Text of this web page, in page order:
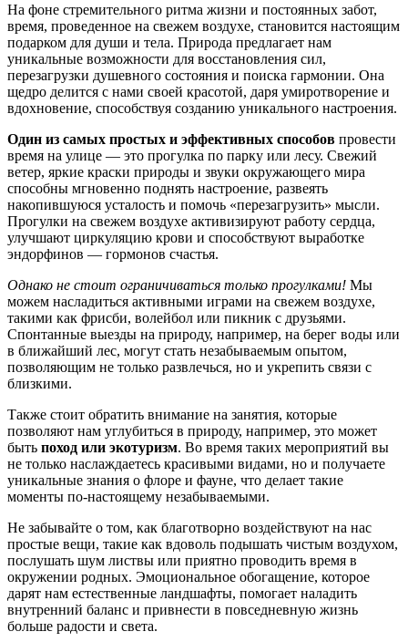
На фоне стремительного ритма жизни и постоянных забот,
время, проведенное на свежем воздухе, становится настоящим
подарком для души и тела. Природа предлагает нам
уникальные возможности для восстановления сил,
перезагрузки душевного состояния и поиска гармонии. Она
щедро делится с нами своей красотой, даря умиротворение и
вдохновение, способствуя созданию уникального настроения.
Один из самых простых и эффективных способов провести
время на улице — это прогулка по парку или лесу. Свежий
ветер, яркие краски природы и звуки окружающего мира
способны мгновенно поднять настроение, развеять
накопившуюся усталость и помочь «перезагрузить» мысли.
Прогулки на свежем воздухе активизируют работу сердца,
улучшают циркуляцию крови и способствуют выработке
эндорфинов — гормонов счастья.
Однако не стоит ограничиваться только прогулками! Мы
можем насладиться активными играми на свежем воздухе,
такими как фрисби, волейбол или пикник с друзьями.
Спонтанные выезды на природу, например, на берег воды или
в ближайший лес, могут стать незабываемым опытом,
позволяющим не только развлечься, но и укрепить связи с
близкими.
Также стоит обратить внимание на занятия, которые
позволяют нам углубиться в природу, например, это может
быть поход или экотуризм. Во время таких мероприятий вы
не только наслаждаетесь красивыми видами, но и получаете
уникальные знания о флоре и фауне, что делает такие
моменты по-настоящему незабываемыми.
Не забывайте о том, как благотворно воздействуют на нас
простые вещи, такие как вдоволь подышать чистым воздухом,
послушать шум листвы или приятно проводить время в
окружении родных. Эмоциональное обогащение, которое
дарят нам естественные ландшафты, помогает наладить
внутренний баланс и привнести в повседневную жизнь
больше радости и света.